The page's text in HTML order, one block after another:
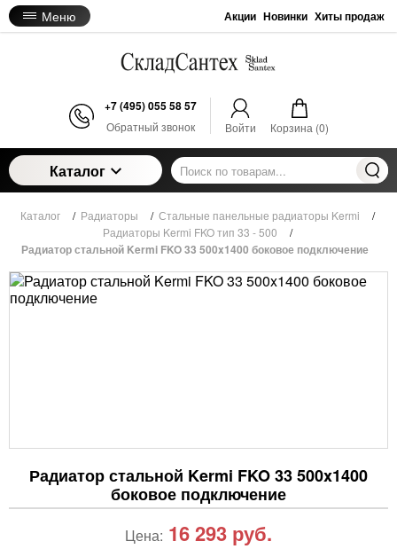
Меню Акции Новинки Хиты продаж
+7 (495) 055 58 57
Обратный звонок Войти Корзина (0)
Каталог
Каталог / Радиаторы / Стальные панельные радиаторы Kermi
/
Радиаторы Kermi FKO тип 33 - 500
/
Радиатор стальной Kermi FKO 33 500x1400 боковое подключение
Радиатор стальной Kermi FKO 33 500x1400
боковое подключение
Цена: 16 293 руб.